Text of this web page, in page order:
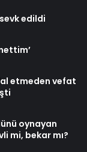
edildi
etmeden vefat
oynayan
mi, bekar mı?